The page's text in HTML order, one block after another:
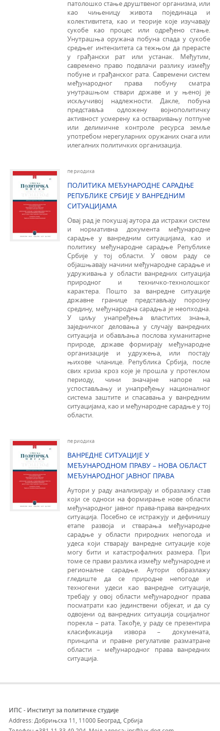
патолошко стање друштвеног организма, или
као чињеницу живота појединаца и
колективитета, као и теорије које изучавају
сукобе као процес или одређено стање.
Унутрашња оружана побуна спада у сукобе
средњег интензитета са тежњом да прерасте
у грађански рат или уста­нак. Међутим,
савремено право подвлачи разлику између
побуне и грађанског рата. Савремени систем
међународног права побуну сматра
унутрашњом ствари државе и у њеној је
искључивој надлежности. Дакле, побуна
представља одложену војнополитичку
активност усмерену ка остваривању потпуне
или делимичне кон­троле ресурса земље
употребом нерегуларних оружаних снага или
илегалних политичких организација.
периодика
ПОЛИТИКА МЕЂУНАРОДНЕ САРАДЊЕ
РЕПУБЛИКЕ СРБИЈЕ У ВАНРЕДНИМ
СИТУАЦИЈАМА
Овај рад је покушај аутора да истражи систем
и норматив­на документа међународне
сарадње у ванредним ситуацијама, као и
политику међународне сарадње Републике
Србије у тој обла­сти. У овом раду се
објашњавају начини међународне сарадње и
удруживања у области ванредних ситуација
природног и техничко-технолошког
карактера. Пошто за ванредне ситуaциjе
државне границе представљају порозну
средину, међународна сарадња је неопходна.
У циљу унапређења властитих знања,
заједничког деловања у случају ванредних
ситуација и обављања послова хуманитарне
природе, државе формирају међународне
организације и удружења, или постају
њихове чланице. Република Србија, после
свих криза кроз које је прошла у протеклом
периоду, чини значајне напоре на
успостављању и унапређењу националног
система заштите и спасавања у ванредним
ситуацијама, као и међународне сарадње у тој
области.
периодика
ВАНРЕДНЕ СИТУАЦИЈЕ У
МЕЂУНАРОДНОМ ПРАВУ – НОВА ОБЛАСТ
МЕЂУНАРОДНОГ ЈАВНОГ ПРАВА
Аутори у раду анализирају и образлажу став
који се односи на формирање нове области
међународног јавног права-права ванредних
ситуација. Посебно се истражују и дефинишу
етапе развоја и стварања међународне
сарадње у области природних непогода и
удеса који стварају ванредне ситуације које
могу бити и катастрофалних размера. При
томе се прави разлика између међународне и
регионалне сарадње. Аутори образлажу
гледиште да се природне непогоде и
техногени удеси као ванредне ситуације,
требају у овој области међународног права
посматрати као јединствени објекат, и да су
одвојени од ванредних ситуација социјалног
порекла – рата. Такође, у раду се презентира
класификација извора – докумената,
принципа и правне регулативе разматране
области – међународног права ванредних
ситуација.
ИПС - Институт за политичке студије
Address: Добрињска 11, 11000 Београд, Србија